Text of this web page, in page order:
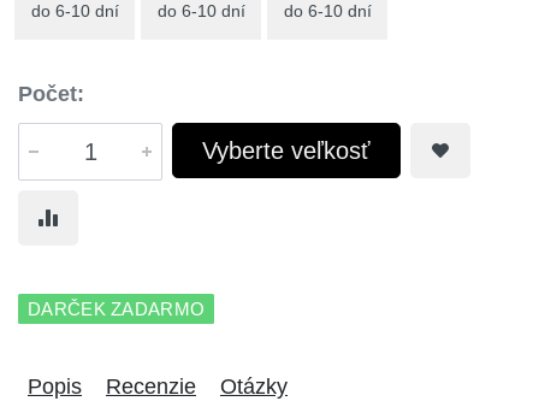
do 6-10 dní do 6-10 dní do 6-10 dní
Počet:
Vyberte veľkosť
DARČEK ZADARMO
Popis Recenzie Otázky